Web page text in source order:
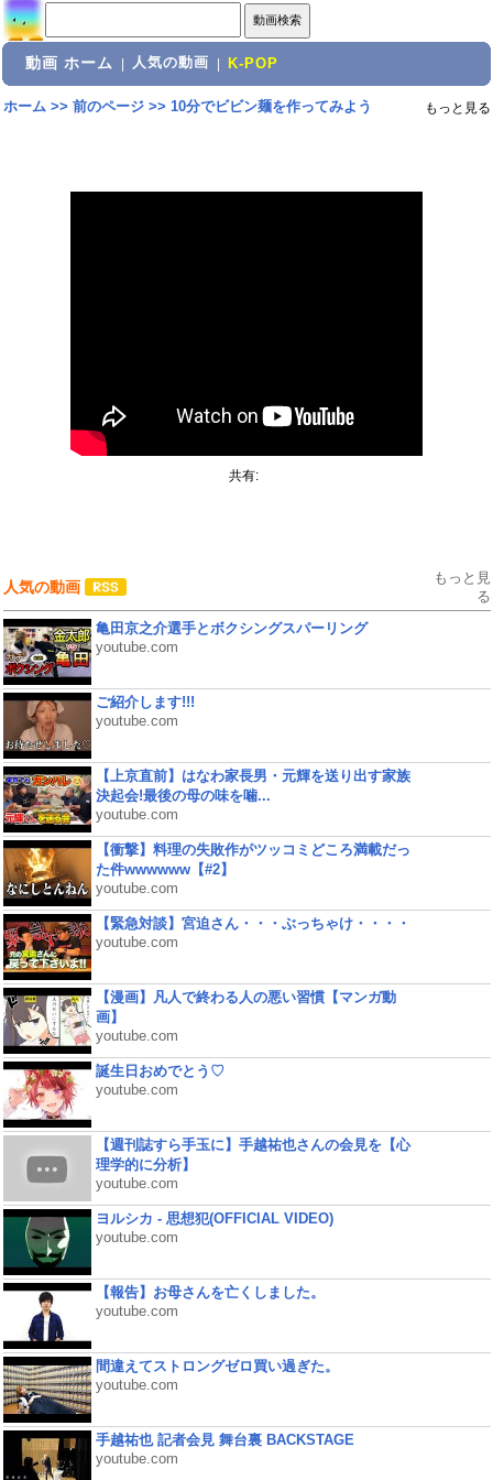
動画 ホーム 人気の動画 K-POP
ホーム>> 前のページ>> 10分でビビン麺を作ってみよう もっと見る
共有:
人気の動画
もっと見
る
亀田京之介選手とボクシングスパーリング
youtube.com
ご紹介します!!!
youtube.com
【上京直前】はなわ家長男・元輝を送り出す家族
決起会!最後の母の味を噛...
youtube.com
【衝撃】料理の失敗作がツッコミどころ満載だっ
た件wwwwww【#2】
youtube.com
【緊急対談】宮迫さん・・・ぶっちゃけ・・・・
youtube.com
【漫画】凡人で終わる人の悪い習慣【マンガ動
画】
youtube.com
誕生日おめでとう♡
youtube.com
【週刊誌すら手玉に】手越祐也さんの会見を【心
理学的に分析】
youtube.com
ヨルシカ - 思想犯(OFFICIAL VIDEO)
youtube.com
【報告】お母さんを亡くしました。
youtube.com
間違えてストロングゼロ買い過ぎた。
youtube.com
手越祐也 記者会見 舞台裏 BACKSTAGE
youtube.com